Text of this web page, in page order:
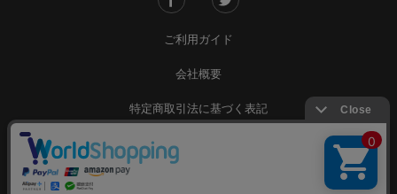
2024.08 (5)
2024.07 (5)
ご利用ガイド
会社概要
特定商取引法に基づく表記
ご利用規約